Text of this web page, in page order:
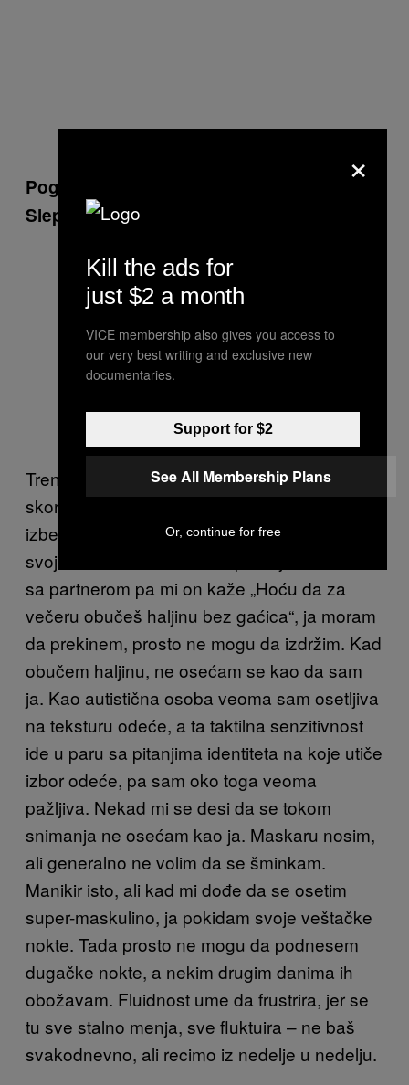
Pogledajte i VICE film: „Seks rad u Srbiji:
Slepa ulica zakona“
Trenutno nosim iscepani džins, a donji veš
skoro nikad ne oblačim. Čak i kad radim,
izbegavam veš. Dosta sam fem, ali cenim
svoju mušku stranu. Kad upražnjavam BDSM
sa partnerom pa mi on kaže „Hoću da za
večeru obučeš haljinu bez gaćica“, ja moram
da prekinem, prosto ne mogu da izdržim. Kad
obučem haljinu, ne osećam se kao da sam
ja. Kao autistična osoba veoma sam osetljiva
na teksturu odeće, a ta taktilna senzitivnost
ide u paru sa pitanjima identiteta na koje utiče
izbor odeće, pa sam oko toga veoma
pažljiva. Nekad mi se desi da se tokom
snimanja ne osećam kao ja. Maskaru nosim,
ali generalno ne volim da se šminkam.
Manikir isto, ali kad mi dođe da se osetim
super-maskulino, ja pokidam svoje veštačke
nokte. Tada prosto ne mogu da podnesem
dugačke nokte, a nekim drugim danima ih
obožavam. Fluidnost ume da frustrira, jer se
tu sve stalno menja, sve fluktuira – ne baš
svakodnevno, ali recimo iz nedelje u nedelju.
×
Kill the ads for
just $2 a month
VICE membership also gives you access to
our very best writing and exclusive new
documentaries.
Support for $2
See All Membership Plans
Or, continue for free